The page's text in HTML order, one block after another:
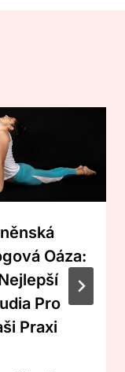
Oáza:
Pro
Praxi